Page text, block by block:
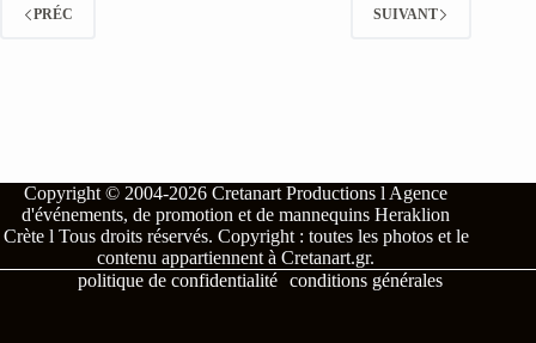
PRÉC SUIVANT
Copyright © 2004-2026Cretanart Productions l Agence
d'événements, de promotion et de mannequins Heraklion
Crète l Tous droits réservés. Copyright : toutes les photos et le
contenu appartiennent àCretanart.gr.
politique de confidentialité
conditions générales